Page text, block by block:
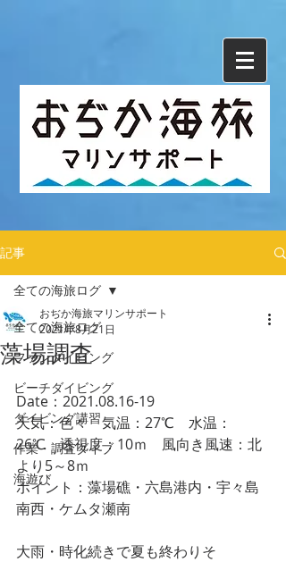
記事
全ての海旅ログ
ファンダイビング
ビーチダイビング
ダイビング講習
作業・調査ダイブ
海遊び
全ての海旅ログ
藻場調査
おぢか海旅マリンサポート
2021年8月21日
Date：2021.08.16-19
天気：色々　気温：27℃　水温：
26℃　透視度：10ｍ　風向き風速：北
より5～8ｍ
ポイント：藻場礁・六島港内・宇々島
南西・ケムタ瀬南
大雨・時化続きで夏も終わりそ